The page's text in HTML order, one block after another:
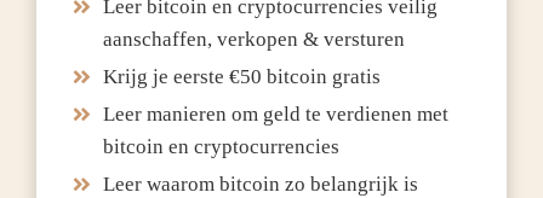
Leer bitcoin en cryptocurrencies veilig
aanschaffen, verkopen & versturen
Krijg je eerste €50 bitcoin gratis
Leer manieren om geld te verdienen met
bitcoin en cryptocurrencies
Leer waarom bitcoin zo belangrijk is